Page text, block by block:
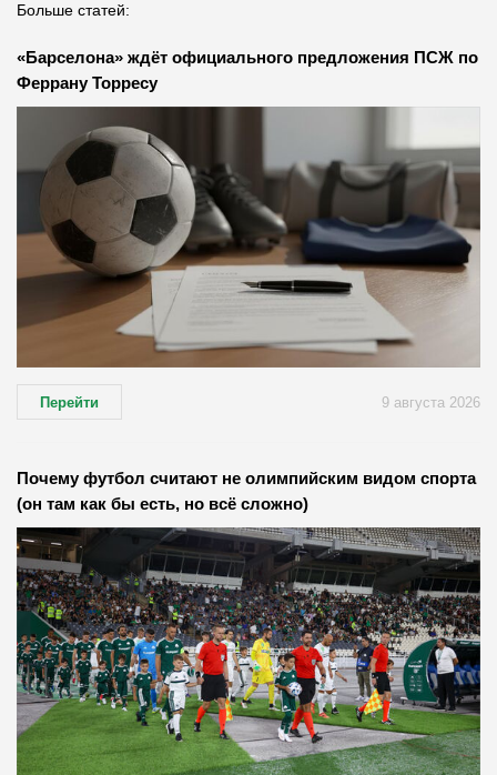
Больше статей:
«Барселона» ждёт официального предложения ПСЖ по
Феррану Торресу
Перейти 9 августа 2026
Почему футбол считают не олимпийским видом спорта
(он там как бы есть, но всё сложно)